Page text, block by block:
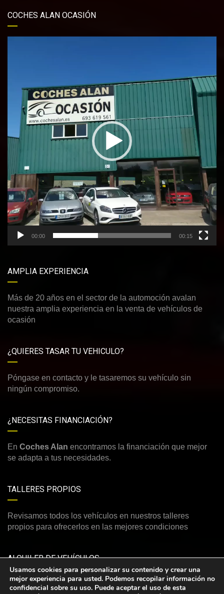
COCHES ALAN OCASIÓN
00:00 00:15
AMPLIA EXPERIENCIA
Más de 20 años en el sector de la automoción avalan
nuestra amplia experiencia en la venta de vehículos de
ocasión
¿QUIERES TASAR TU VEHICULO?
Póngase en contacto y le tasaremos su vehículo sin
ningún compromiso.
¿NECESITAS FINANCIACIÓN?
En Coches Alan encontramos la financiación que mejor
se adapta a tus necesidades.
TALLERES PROPIOS
Revisamos todos los vehículos en nuestros talleres
propios para ofrecerlos en las mejores condiciones
ALQUILER DE VEHÍCULOS
Consulte nuestra amplia y variada oferta de vehículos de
Usamos cookies para personalizar su contenido y crear una
mejor experiencia para usted. Podemos recopilar información no
confidencial sobre su uso. Puede aceptar el uso de esta